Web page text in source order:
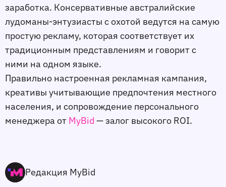
заработка. Консервативные австралийские
лудоманы-энтузиасты с охотой ведутся на самую
простую рекламу, которая соответствует их
традиционным представлениям и говорит с
ними на одном языке.
Правильно настроенная рекламная кампания,
креативы учитывающие предпочтения местного
населения, и сопровождение персонального
менеджера от MyBid — залог высокого ROI.
Редакция MyBid